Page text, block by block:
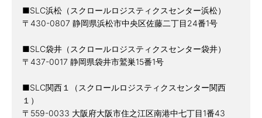
■SLC浜松（スクロールロジスティクスセンター浜松）
〒430-0807 静岡県浜松市中央区佐藤二丁目24番1号
■SLC袋井（スクロールロジスティクスセンター袋井）
〒437-0017 静岡県袋井市鷲巣15番1号
■SLC関西１（スクロールロジスティクスセンター関西
１）
〒559-0033 大阪府大阪市住之江区南港中七丁目1番43